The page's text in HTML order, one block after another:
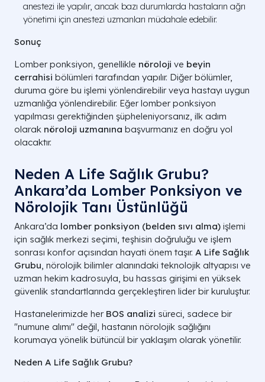
Hasta Rehberi: İşlem Sırasında Hissedilen
Sıvı Alımı (BOS)
Genellikle hiçbir his
alınması vücutta bir
anestezi ile yapılır, ancak bazı durumlarda hastaların ağrı
yönetimi için anestezi uzmanları müdahale edebilir.
Sonuç
Lomber ponksiyon, genellikle nöroloji ve beyin
cerrahisi bölümleri tarafından yapılır. Diğer bölümler,
duruma göre bu işlemi yönlendirebilir veya hastayı uygun
uzmanlığa yönlendirebilir. Eğer lomber ponksiyon
yapılması gerektiğinden şüpheleniyorsanız, ilk adım
olarak nöroloji uzmanına başvurmanız en doğru yol
olacaktır.
Neden A Life Sağlık Grubu?
Ankara’da Lomber Ponksiyon ve
Nörolojik Tanı Üstünlüğü
Ankara’da lomber ponksiyon (belden sıvı alma) işlemi
için sağlık merkezi seçimi, teşhisin doğruluğu ve işlem
sonrası konfor açısından hayati önem taşır. A Life Sağlık
Grubu, nörolojik bilimler alanındaki teknolojik altyapısı ve
uzman hekim kadrosuyla, bu hassas girişimi en yüksek
güvenlik standartlarında gerçekleştiren lider bir kuruluştur.
Hastanelerimizde her BOS analizi süreci, sadece bir
"numune alımı" değil, hastanın nörolojik sağlığını
korumaya yönelik bütüncül bir yaklaşım olarak yönetilir.
Neden A Life Sağlık Grubu?